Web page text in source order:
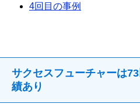
4回目の事例
サクセスフューチャーは
績あり